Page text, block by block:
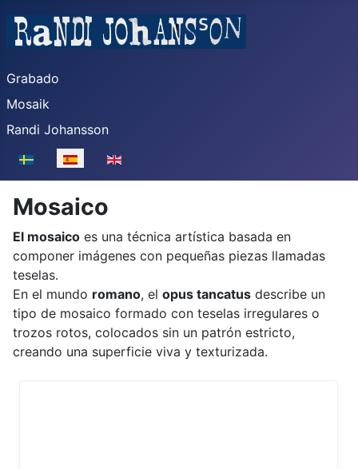
Grabado
Mosaik
Randi Johansson
Seleccione su idioma
Mosaico
El mosaico es una técnica artística basada en
componer imágenes con pequeñas piezas llamadas
teselas.
En el mundo romano, el opus tancatus describe un
tipo de mosaico formado con teselas irregulares o
trozos rotos, colocados sin un patrón estricto,
creando una superficie viva y texturizada.